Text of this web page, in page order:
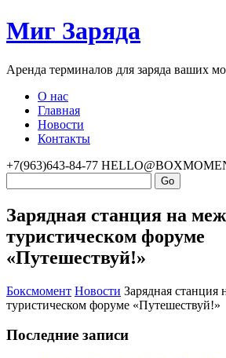
Миг Заряда
Аренда терминалов для заряда ваших
О нас
Главная
Новости
Контакты
+7(963)643-84-77
Зарядная станция на
туристическом форуме
«Путешествуй!»
Боксмомент Новости Зарядная
туристическом форуме «Путешествуй!»
Последние записи